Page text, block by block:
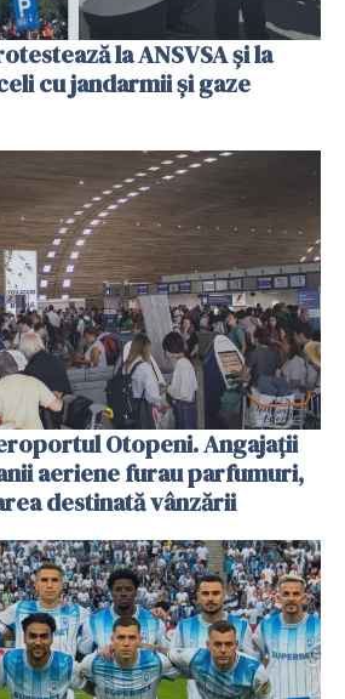
la ANSVSA și la
cu jandarmii și gaze
Otopeni. Angajații
aeriene furau parfumuri,
destinată vânzării